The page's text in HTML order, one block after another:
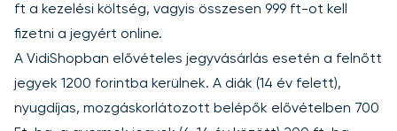
ft a kezelési költség, vagyis összesen 999 ft-ot kell
fizetni a jegyért online.
A VidiShopban elővételes jegyvásárlás esetén a felnőtt
jegyek 1200 forintba kerülnek. A diák (14 év felett),
nyugdíjas, mozgáskorlátozott belépők elővételben 700